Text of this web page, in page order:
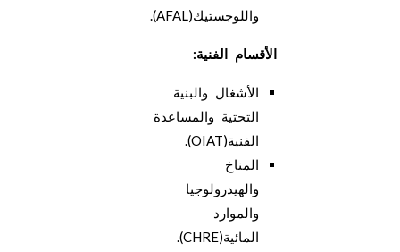
واللوجستيك(AFAL).
الأقسام الفنية:
الأشغال والبنية
التحتية والمساعدة
الفنية(OIAT).
المناخ
والهيدرولوجيا
والموارد
المائية(CHRE).